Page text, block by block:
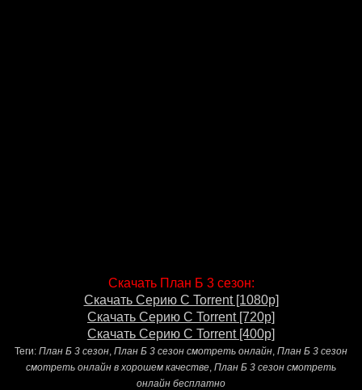
Скачать План Б 3 сезон:
Скачать Серию С Torrent [1080p]
Скачать Серию С Torrent [720p]
Скачать Серию С Torrent [400p]
Теги: План Б 3 сезон План Б 3 сезон смотреть онлайн План Б 3 сезон
смотреть онлайн в хорошем качестве План Б 3 сезон смотреть
онлайн бесплатно